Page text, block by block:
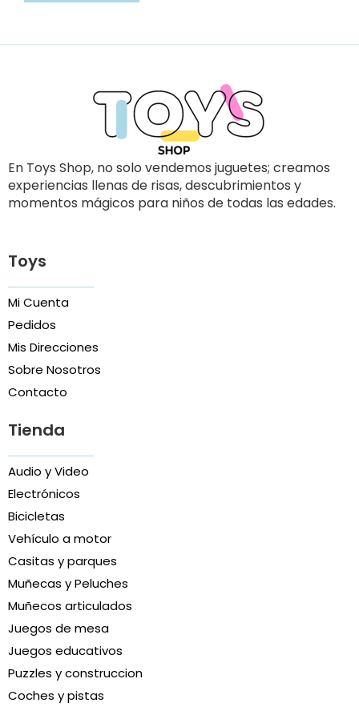
En Toys Shop, no solo vendemos juguetes; creamos
experiencias llenas de risas, descubrimientos y
momentos mágicos para niños de todas las edades.
Toys
Mi Cuenta
Pedidos
Mis Direcciones
Sobre Nosotros
Contacto
Tienda
Audio y Video
Electrónicos
Bicicletas
Vehículo a motor
Casitas y parques
Muñecas y Peluches
Muñecos articulados
Juegos de mesa
Juegos educativos
Puzzles y construccion
Coches y pistas